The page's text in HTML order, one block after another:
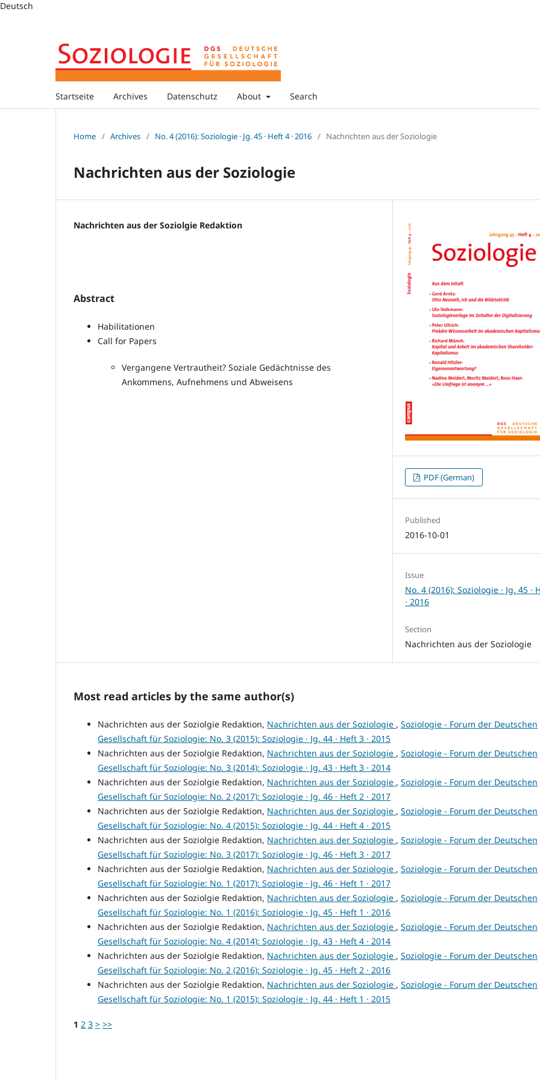
Deutsch
Startseite Archives Datenschutz About Search
Home / Archives / No. 4 (2016): Soziologie · Jg. 45 · Heft 4 · 2016 / Nachrichten aus der Soziologie
Nachrichten aus der Soziologie
Nachrichten aus der Soziolgie Redaktion
Abstract
Habilitationen
Call for Papers
Vergangene Vertrautheit? Soziale Gedächtnisse des
Ankommens, Aufnehmens und Abweisens
PDF (German)
Published
2016-10-01
Issue
No. 4 (2016): Soziologie · Jg. 45 ·
· 2016
Section
Nachrichten aus der Soziologie
Most read articles by the same author(s)
Nachrichten aus der Soziolgie Redaktion, Nachrichten aus der Soziologie , Soziologie - Forum der Deutschen
Gesellschaft für Soziologie: No. 3 (2015): Soziologie · Jg. 44 · Heft 3 · 2015
Nachrichten aus der Soziolgie Redaktion, Nachrichten aus der Soziologie , Soziologie - Forum der Deutschen
Gesellschaft für Soziologie: No. 3 (2014): Soziologie · Jg. 43 · Heft 3 · 2014
Nachrichten aus der Soziolgie Redaktion, Nachrichten aus der Soziologie , Soziologie - Forum der Deutschen
Gesellschaft für Soziologie: No. 2 (2017): Soziologie · Jg. 46 · Heft 2 · 2017
Nachrichten aus der Soziolgie Redaktion, Nachrichten aus der Soziologie , Soziologie - Forum der Deutschen
Gesellschaft für Soziologie: No. 4 (2015): Soziologie · Jg. 44 · Heft 4 · 2015
Nachrichten aus der Soziolgie Redaktion, Nachrichten aus der Soziologie , Soziologie - Forum der Deutschen
Gesellschaft für Soziologie: No. 3 (2017): Soziologie · Jg. 46 · Heft 3 · 2017
Nachrichten aus der Soziolgie Redaktion, Nachrichten aus der Soziologie , Soziologie - Forum der Deutschen
Gesellschaft für Soziologie: No. 1 (2017): Soziologie · Jg. 46 · Heft 1 · 2017
Nachrichten aus der Soziolgie Redaktion, Nachrichten aus der Soziologie , Soziologie - Forum der Deutschen
Gesellschaft für Soziologie: No. 1 (2016): Soziologie · Jg. 45 · Heft 1 · 2016
Nachrichten aus der Soziolgie Redaktion, Nachrichten aus der Soziologie , Soziologie - Forum der Deutschen
Gesellschaft für Soziologie: No. 4 (2014): Soziologie · Jg. 43 · Heft 4 · 2014
Nachrichten aus der Soziolgie Redaktion, Nachrichten aus der Soziologie , Soziologie - Forum der Deutschen
Gesellschaft für Soziologie: No. 2 (2016): Soziologie · Jg. 45 · Heft 2 · 2016
Nachrichten aus der Soziolgie Redaktion, Nachrichten aus der Soziologie , Soziologie - Forum der Deutschen
Gesellschaft für Soziologie: No. 1 (2015): Soziologie · Jg. 44 · Heft 1 · 2015
1 2 3 > >>